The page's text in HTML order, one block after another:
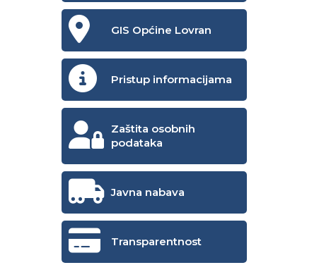
GIS Općine Lovran
Pristup informacijama
Zaštita osobnih
podataka
Javna nabava
Transparentnost